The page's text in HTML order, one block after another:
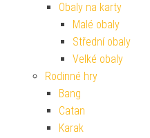
Obaly na karty
Malé obaly
Střední obaly
Velké obaly
Rodinné hry
Bang
Catan
Karak